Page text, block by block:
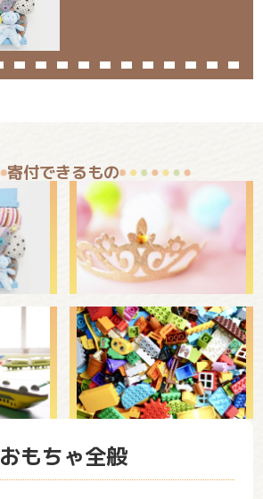
寄付できるもの
おもちゃ全般